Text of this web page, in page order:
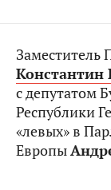
Заместитель
Константин
с депутатом
Республики
«левых» в
Европы